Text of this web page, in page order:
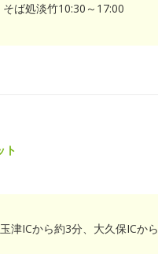
ば処淡竹10:30～17:00
ト
津ICから約3分、大久保ICから